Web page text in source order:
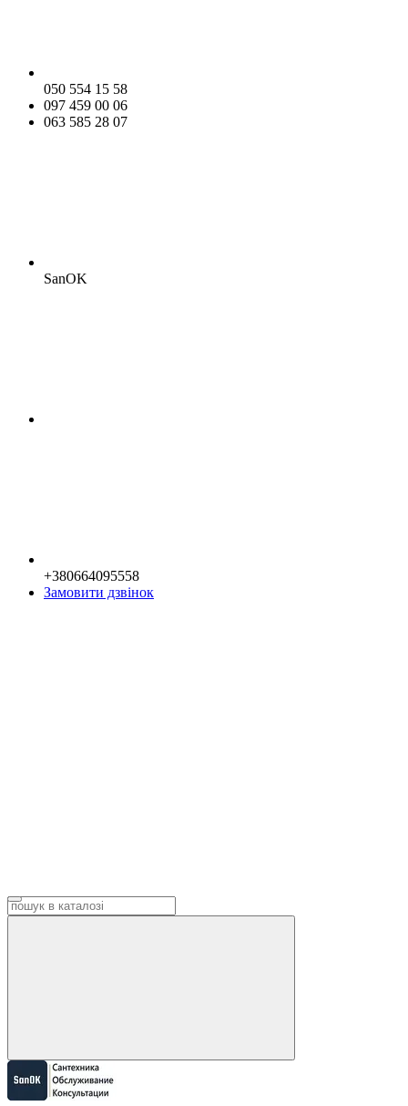
050 554 15 58
097 459 00 06
063 585 28 07
SanOK
+380664095558
Замовити дзвінок